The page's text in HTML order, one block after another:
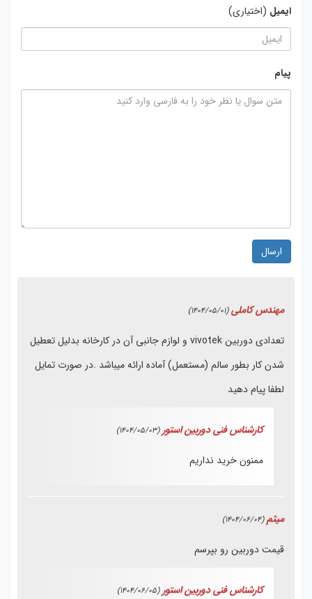
ایمیل (اختیاری)
پیام
ارسال
مهندس کاملی (1404/05/01)
تعدادی دوربین vivotek و لوازم جانبی آن در کارخانه بدلیل تعطیل
شدن کار بطور سالم (مستعمل) آماده ارائه میباشد .در صورت تمایل
لطفا پیام دهید
کارشناس فنی دوربین استور (1404/05/03)
ممنون خرید نداریم
میثم (1404/06/04)
قیمت دوربین رو بپرسم
کارشناس فنی دوربین استور (1404/06/05)